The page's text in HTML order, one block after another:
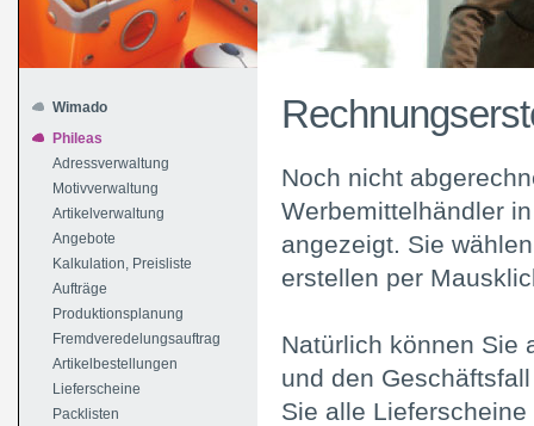
Wimado
Phileas
Adressverwaltung
Motivverwaltung
Artikelverwaltung
Angebote
Kalkulation, Preisliste
Aufträge
Produktionsplanung
Fremdveredelungsauftrag
Artikelbestellungen
Lieferscheine
Packlisten
Noch nicht
Werbemittelhändler
angezeigt. Sie
erstellen per
Natürlich können Sie
und den
Sie alle